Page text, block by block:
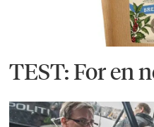
TEST: For en